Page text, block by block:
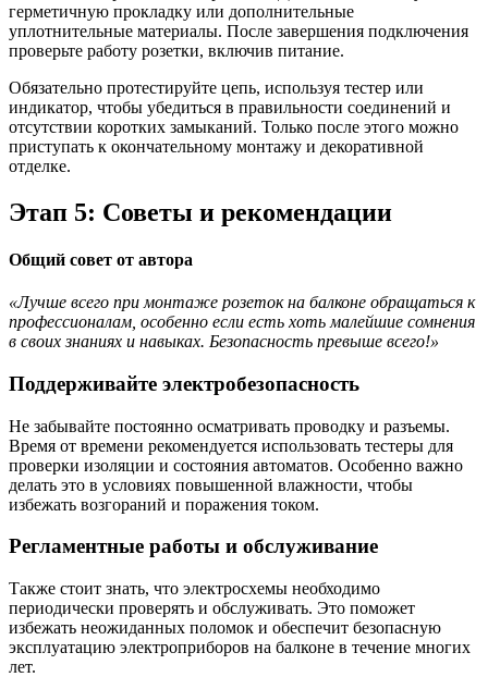
герметичную прокладку или дополнительные
уплотнительные материалы. После завершения подключения
проверьте работу розетки, включив питание.
Обязательно протестируйте цепь, используя тестер или
индикатор, чтобы убедиться в правильности соединений и
отсутствии коротких замыканий. Только после этого можно
приступать к окончательному монтажу и декоративной
отделке.
Этап 5: Советы и рекомендации
Общий совет от автора
«Лучше всего при монтаже розеток на балконе обращаться к
профессионалам, особенно если есть хоть малейшие сомнения
в своих знаниях и навыках. Безопасность превыше всего!»
Поддерживайте электробезопасность
Не забывайте постоянно осматривать проводку и разъемы.
Время от времени рекомендуется использовать тестеры для
проверки изоляции и состояния автоматов. Особенно важно
делать это в условиях повышенной влажности, чтобы
избежать возгораний и поражения током.
Регламентные работы и обслуживание
Также стоит знать, что электросхемы необходимо
периодически проверять и обслуживать. Это поможет
избежать неожиданных поломок и обеспечит безопасную
эксплуатацию электроприборов на балконе в течение многих
лет.